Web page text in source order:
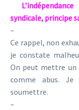
syndicale, principe
–
Ce rappel, non
je constate
On peut mettre un
comme abus. Je
soumettre.
–